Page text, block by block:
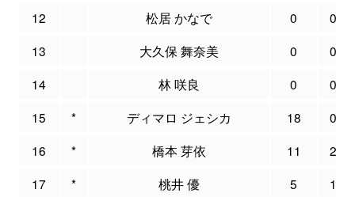
12
松居 かなで 0
0
13
大久保 舞奈美 0
0
14
林 咲良 0
0
15
* ディマロ ジェシカ 18
0
16
* 橋本 芽依 11
2
17
* 桃井 優 5
1